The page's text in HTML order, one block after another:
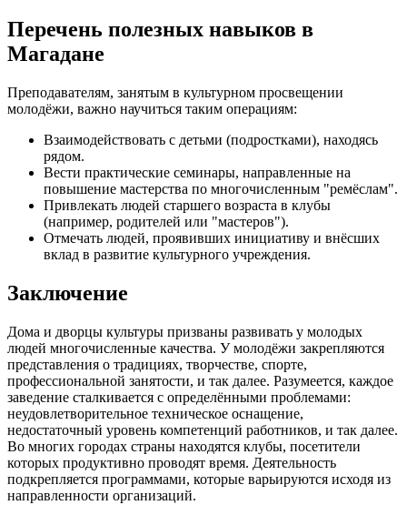
Перечень полезных навыков в
Магадане
Преподавателям, занятым в культурном просвещении
молодёжи, важно научиться таким операциям:
Взаимодействовать с детьми (подростками), находясь
рядом.
Вести практические семинары, направленные на
повышение мастерства по многочисленным "ремёслам".
Привлекать людей старшего возраста в клубы
(например, родителей или "мастеров").
Отмечать людей, проявивших инициативу и внёсших
вклад в развитие культурного учреждения.
Заключение
Дома и дворцы культуры призваны развивать у молодых
людей многочисленные качества. У молодёжи закрепляются
представления о традициях, творчестве, спорте,
профессиональной занятости, и так далее. Разумеется, каждое
заведение сталкивается с определёнными проблемами:
неудовлетворительное техническое оснащение,
недостаточный уровень компетенций работников, и так далее.
Во многих городах страны находятся клубы, посетители
которых продуктивно проводят время. Деятельность
подкрепляется программами, которые варьируются исходя из
направленности организаций.